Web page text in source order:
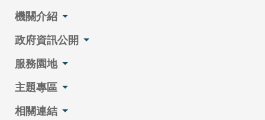
機關介紹
政府資訊公開
服務園地
主題專區
相關連結